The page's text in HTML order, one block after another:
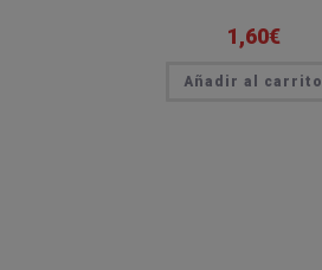
1,60€
Añadir al carrito